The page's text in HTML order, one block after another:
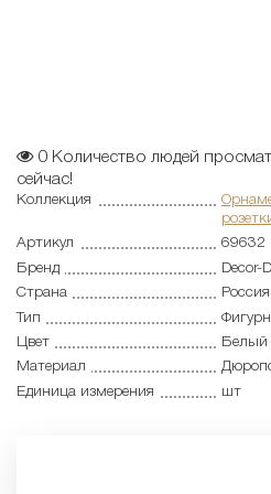
0 Количество людей
сейчас!
Коллекция
Артикул
69632
Бренд
Decor-
Страна
Россия
Тип
Цвет
Белый
Материал
Единица измерения
шт